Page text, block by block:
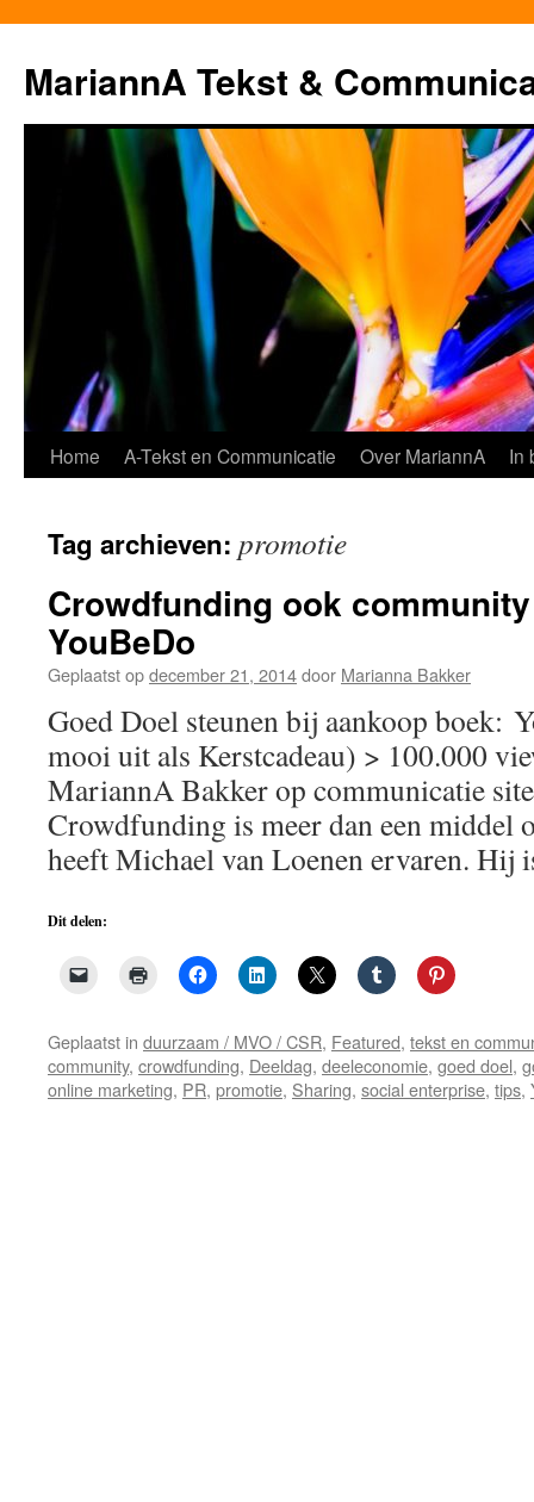
MariannA Tekst &
Ga
de
inhoud
Home A-Tekst en Communicatie Over MariannA In
Tag archieven: promotie
Crowdfunding ook
YouBeDo
Geplaatst opdecember 21, 2014door Marianna Bakker
Goed Doel steunen bij aankoop boek:
mooi uit als Kerstcadeau) > 100.000
MariannA Bakker op communicatie
Crowdfunding is meer dan een middel
heeft Michael van Loenen ervaren.
Dit delen:
Geplaatst in duurzaam / MVO / CSR, Featured, tekst en
community, crowdfunding, Deeldag, deeleconomie, goed doel,
online marketing, PR, promotie, Sharing, social enterprise, tips,